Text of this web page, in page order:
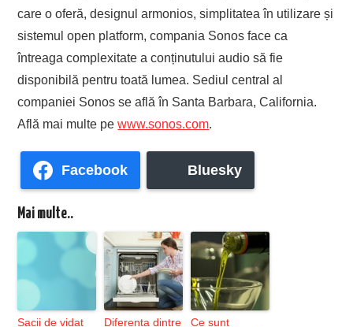
care o oferă, designul armonios, simplitatea în utilizare și
sistemul open platform, compania Sonos face ca
întreaga complexitate a conținutului audio să fie
disponibilă pentru toată lumea. Sediul central al
companiei Sonos se află în Santa Barbara, California.
Află mai multe pewww.sonos.com.
Facebook Bluesky
Mai multe..
Sacii de vidat
Diferenta dintre
Ce sunt